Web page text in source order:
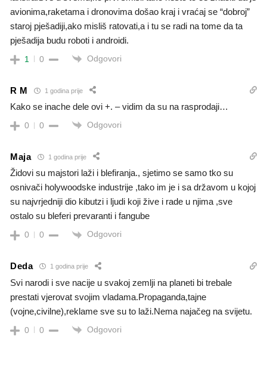
avionima,raketama i dronovima došao kraj i vraćaj se “dobroj”
staroj pješadiji,ako misliš ratovati,a i tu se radi na tome da ta
pješadija budu roboti i androidi.
1 0 Odgovori
R M 1 godina prije
Kako se inache dele ovi +. – vidim da su na rasprodaji…
0 0 Odgovori
Maja 1 godina prije
Židovi su majstori laži i blefiranja., sjetimo se samo tko su
osnivači holywoodske industrije ,tako im je i sa državom u kojoj
su najvrjedniji dio kibutzi i ljudi koji žive i rade u njima ,sve
ostalo su bleferi prevaranti i fangube
0 0 Odgovori
Deda 1 godina prije
Svi narodi i sve nacije u svakoj zemlji na planeti bi trebale
prestati vjerovat svojim vladama.Propaganda,tajne
(vojne,civilne),reklame sve su to laži.Nema najačeg na svijetu.
0 0 Odgovori